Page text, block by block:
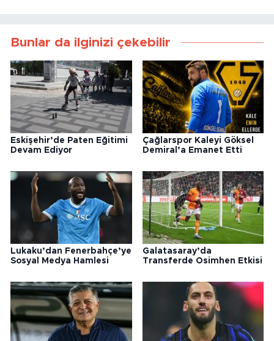
Bunlar da ilginizi çekebilir
Eskişehir’de Paten Eğitimi
Devam Ediyor
Çağlarspor Kaleyi Göksel
Demiral’a Emanet Etti
Lukaku’dan Fenerbahçe’ye
Sosyal Medya Hamlesi
Galatasaray’da
Transferde Osimhen Etkisi